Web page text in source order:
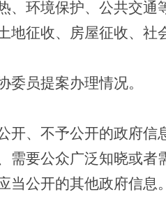
环境保护、公共交通
征收、房屋征收、社
员提案办理情况。
、不予公开的政府信
要公众广泛知晓或者
公开的其他政府信息。